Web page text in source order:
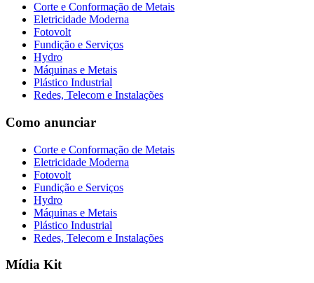
Corte e Conformação de Metais
Eletricidade Moderna
Fotovolt
Fundição e Serviços
Hydro
Máquinas e Metais
Plástico Industrial
Redes, Telecom e Instalações
Como anunciar
Corte e Conformação de Metais
Eletricidade Moderna
Fotovolt
Fundição e Serviços
Hydro
Máquinas e Metais
Plástico Industrial
Redes, Telecom e Instalações
Mídia Kit